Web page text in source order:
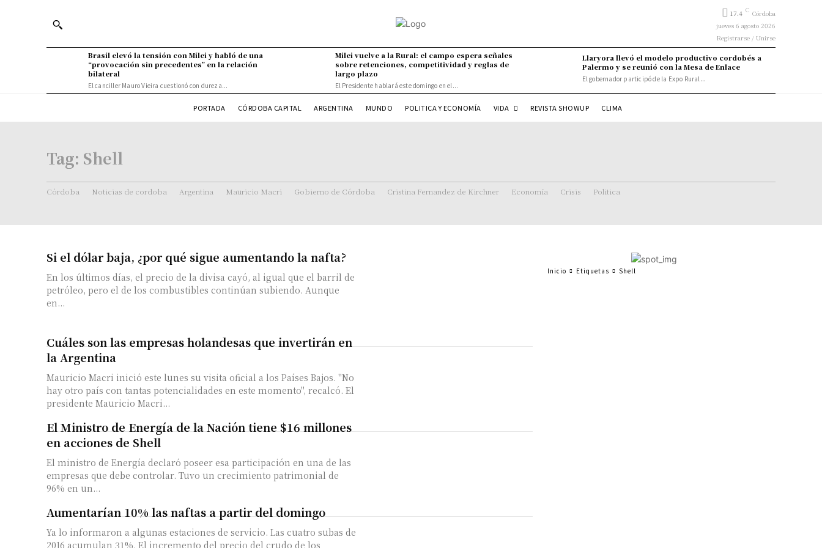
17.4 C Córdoba
jueves 6 agosto 2026
Registrarse / Unirse
Brasil elevó la tensión con Milei y habló de una
“provocación sin precedentes” en la relación
bilateral
El canciller Mauro Vieira cuestionó con dureza...
Milei vuelve a la Rural: el campo espera señales
sobre retenciones, competitividad y reglas de
largo plazo
El Presidente hablará este domingo en el...
Llaryora llevó el modelo productivo cordobés a
Palermo y se reunió con la Mesa de Enlace
El gobernador participó de la Expo Rural...
PORTADA CÓRDOBA CAPITAL ARGENTINA MUNDO POLITICA Y ECONOMÍA VIDA REVISTA SHOWUP CLIMA
Tag: Shell
Córdoba Noticias de cordoba Argentina Mauricio Macri Gobierno de Córdoba Cristina Fernandez de Kirchner Economía Crisis Politica
Si el dólar baja, ¿por qué sigue aumentando la nafta?
En los últimos días, el precio de la divisa cayó, al igual que el barril de
petróleo, pero el de los combustibles continúan subiendo. Aunque
en...
Cuáles son las empresas holandesas que invertirán en
la Argentina
Mauricio Macri inició este lunes su visita oficial a los Países Bajos. "No
hay otro país con tantas potencialidades en este momento", recalcó. El
presidente Mauricio Macri...
El Ministro de Energía de la Nación tiene $16 millones
en acciones de Shell
El ministro de Energía declaró poseer esa participación en una de las
empresas que debe controlar. Tuvo un crecimiento patrimonial de
96% en un...
Aumentarían 10% las naftas a partir del domingo
Ya lo informaron a algunas estaciones de servicio. Las cuatro subas de
2016 acumulan 31%. El incremento del precio del crudo de los
Inicio Etiquetas Shell